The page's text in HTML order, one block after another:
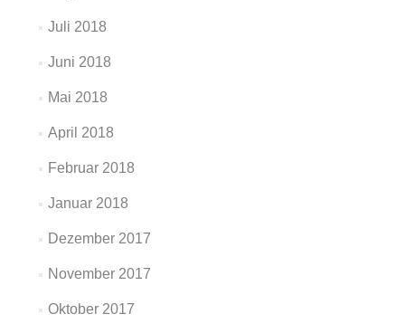
Juli 2018
Juni 2018
Mai 2018
April 2018
Februar 2018
Januar 2018
Dezember 2017
November 2017
Oktober 2017